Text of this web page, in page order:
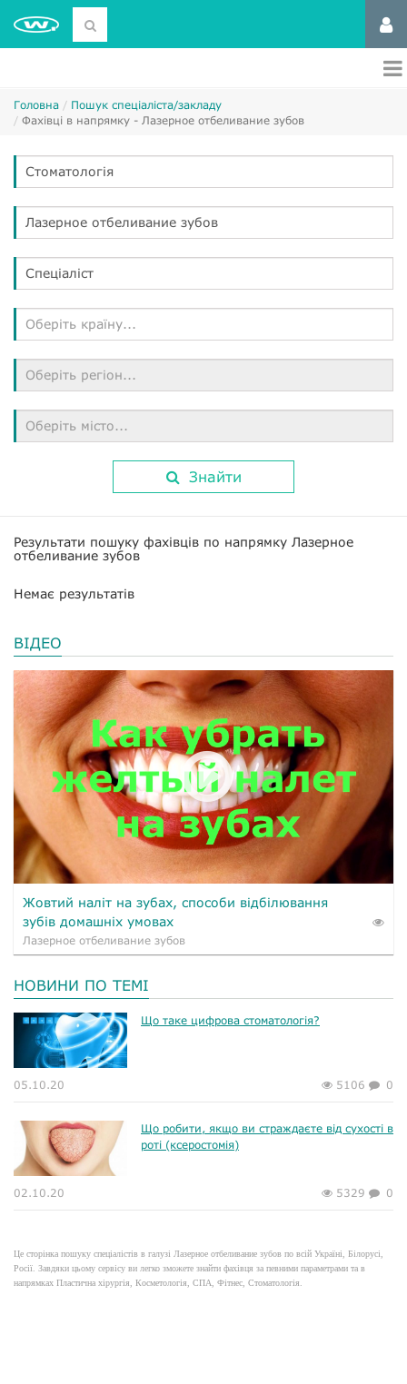
Головна
Пошук спеціаліста/закладу
Фахівці в напрямку - Лазерное отбеливание зубов
Стоматологія
Лазерное отбеливание зубов
Спеціаліст
Оберіть країну...
Оберіть регіон...
Оберіть місто...
Знайти
Результати пошуку фахівців по напрямку Лазерное
отбеливание зубов
Немає результатів
ВІДЕО
Жовтий наліт на зубах, способи відбілювання
зубів домашніх умовах
Лазерное отбеливание зубов
НОВИНИ ПО ТЕМІ
Що таке цифрова стоматологія?
05.10.20 5106 0
Що робити, якщо ви страждаєте від сухості в
роті (ксеростомія)
02.10.20 5329 0
Це сторінка пошуку спеціалістів в галузі Лазерное отбеливание зубов по всій Україні, Білорусі,
Росії. Завдяки цьому сервісу ви легко зможете знайти фахівця за певними параметрами та в
напрямках Пластична хірургія, Косметологія, СПА, Фітнес, Стоматологія.